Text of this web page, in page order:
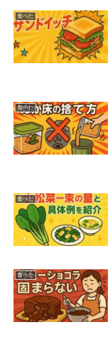
食べた
食べた
食べた
食べた